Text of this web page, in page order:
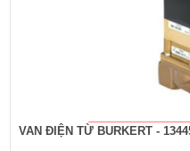
VAN ĐIỆN TỪ BURKERT -